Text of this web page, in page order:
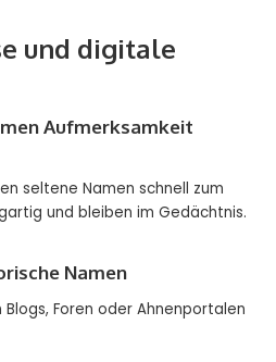
und digitale
Aufmerksamkeit
seltene Namen schnell zum
und bleiben im Gedächtnis.
Namen
Foren oder Ahnenportalen